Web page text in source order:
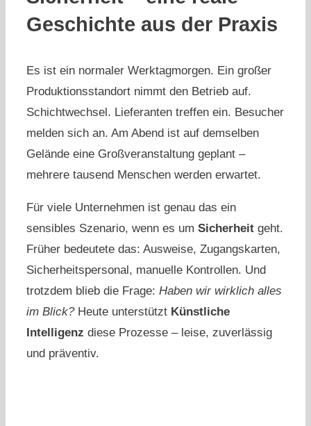
Geschichte aus der Praxis
Es ist ein normaler Werktagmorgen. Ein großer
Produktionsstandort nimmt den Betrieb auf.
Schichtwechsel. Lieferanten treffen ein. Besucher
melden sich an. Am Abend ist auf demselben
Gelände eine Großveranstaltung geplant –
mehrere tausend Menschen werden erwartet.
Für viele Unternehmen ist genau das ein
sensibles Szenario, wenn es um Sicherheitgeht.
Früher bedeutete das: Ausweise, Zugangskarten,
Sicherheitspersonal, manuelle Kontrollen. Und
trotzdem blieb die Frage: Haben wir wirklich alles
im Blick?Heute unterstützt Künstliche
Intelligenz diese Prozesse – leise, zuverlässig
und präventiv.